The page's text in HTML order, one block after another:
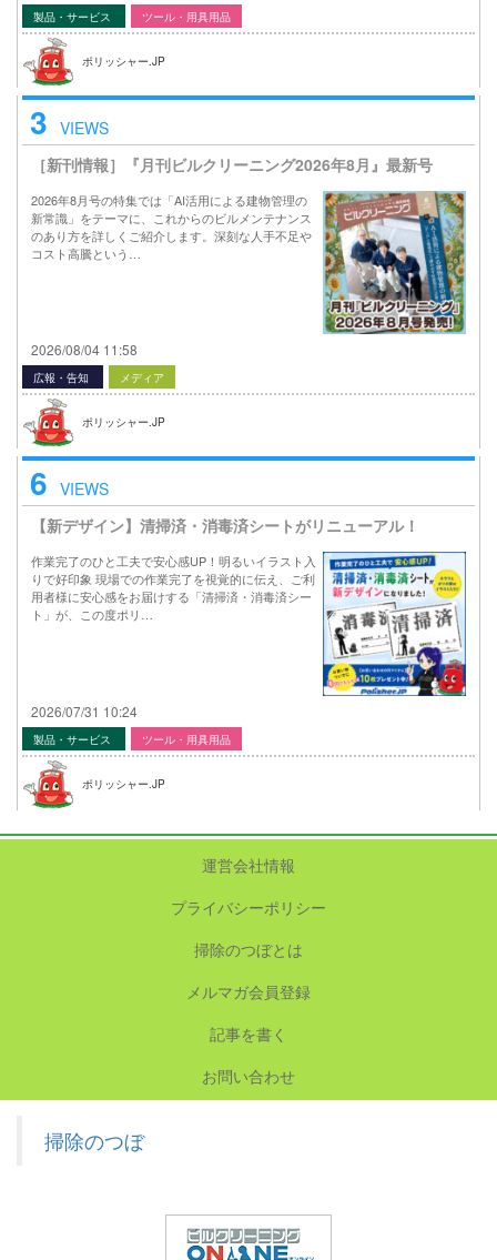
製品・サービス ツール・用具用品
ポリッシャー.JP
3 VIEWS
［新刊情報］『月刊ビルクリーニング2026年8月』最新号
2026年8月号の特集では「AI活用による建物管理の
新常識」をテーマに、これからのビルメンテナンス
のあり方を詳しくご紹介します。深刻な人手不足や
コスト高騰という…
2026/08/04 11:58
広報・告知 メディア
ポリッシャー.JP
6 VIEWS
【新デザイン】清掃済・消毒済シートがリニューアル！
作業完了のひと工夫で安心感UP！明るいイラスト入
りで好印象 現場での作業完了を視覚的に伝え、ご利
用者様に安心感をお届けする「清掃済・消毒済シー
ト」が、この度ポリ…
2026/07/31 10:24
製品・サービス ツール・用具用品
ポリッシャー.JP
運営会社情報
プライバシーポリシー
掃除のつぼとは
メルマガ会員登録
記事を書く
お問い合わせ
掃除のつぼ